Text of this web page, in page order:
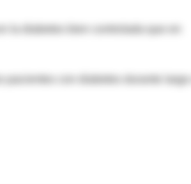
la diabetes bien controlada que en
con diabetes durante largo